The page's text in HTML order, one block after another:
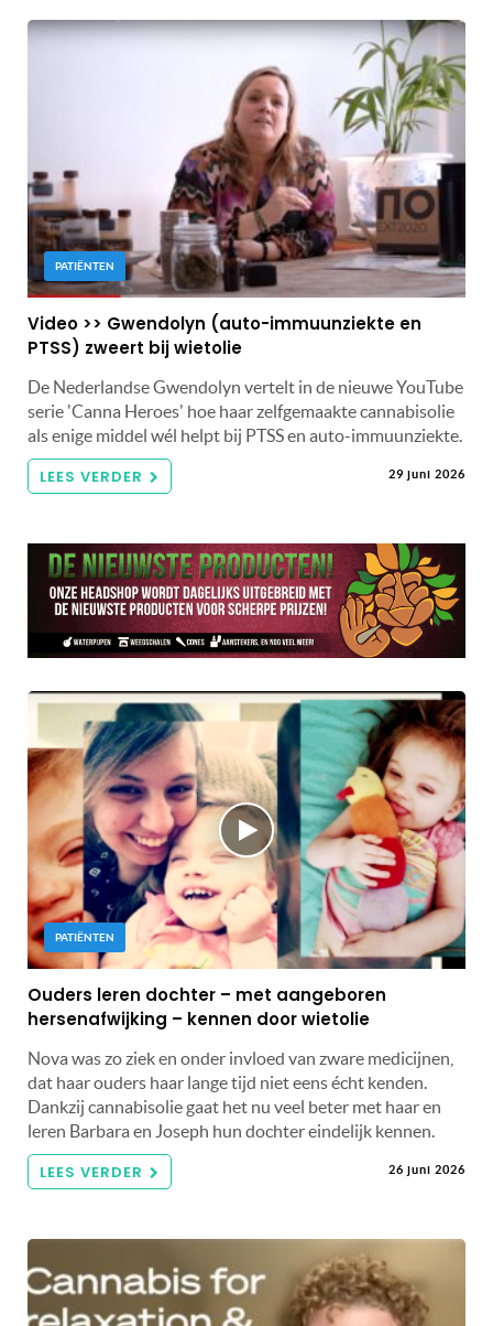
PATIËNTEN
Video >> Gwendolyn (auto-immuunziekte en
PTSS) zweert bij wietolie
De Nederlandse Gwendolyn vertelt in de nieuwe YouTube
serie 'Canna Heroes' hoe haar zelfgemaakte cannabisolie
als enige middel wél helpt bij PTSS en auto-immuunziekte.
LEES VERDER 29 juni 2026
PATIËNTEN
Ouders leren dochter – met aangeboren
hersenafwijking – kennen door wietolie
Nova was zo ziek en onder invloed van zware medicijnen,
dat haar ouders haar lange tijd niet eens écht kenden.
Dankzij cannabisolie gaat het nu veel beter met haar en
leren Barbara en Joseph hun dochter eindelijk kennen.
LEES VERDER 26 juni 2026